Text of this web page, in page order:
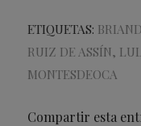
ETIQUETAS:
RUIZ DE ASSÍN,
MONTESDEOCA
Compartir esta